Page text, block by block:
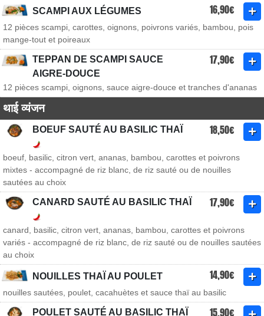
SCAMPI AUX LÉGUMES 16,90€
12 pièces scampi, carottes, oignons, poivrons variés, bambou, pois
mange-tout et poireaux
TEPPAN DE SCAMPI SAUCE
AIGRE-DOUCE
17,90€
12 pièces scampi, oignons, sauce aigre-douce et tranches d'ananas
थाई व्यंजन
BOEUF SAUTÉ AU BASILIC THAÏ 18,50€
boeuf, basilic, citron vert, ananas, bambou, carottes et poivrons
mixtes - accompagné de riz blanc, de riz sauté ou de nouilles
sautées au choix
CANARD SAUTÉ AU BASILIC THAÏ 17,90€
canard, basilic, citron vert, ananas, bambou, carottes et poivrons
variés - accompagné de riz blanc, de riz sauté ou de nouilles sautées
au choix
NOUILLES THAÏ AU POULET 14,90€
nouilles sautées, poulet, cacahuètes et sauce thaï au basilic
POULET SAUTÉ AU BASILIC THAÏ 15,90€